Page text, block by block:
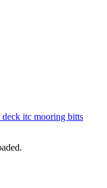
deck itc mooring bitts